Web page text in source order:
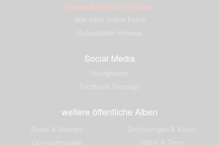
Dieses Bild melden (Abuse)
Social Media
weitere öffentliche Alben